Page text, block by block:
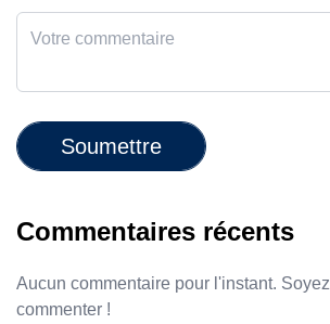
Soumettre
Commentaires récents
Aucun commentaire pour l'instant.
commenter !